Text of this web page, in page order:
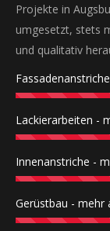
Projekte in
umgesetzt, stets
und qualitativ
Lackierarbeiten -
Innenanstriche -
Gerüstbau - mehr